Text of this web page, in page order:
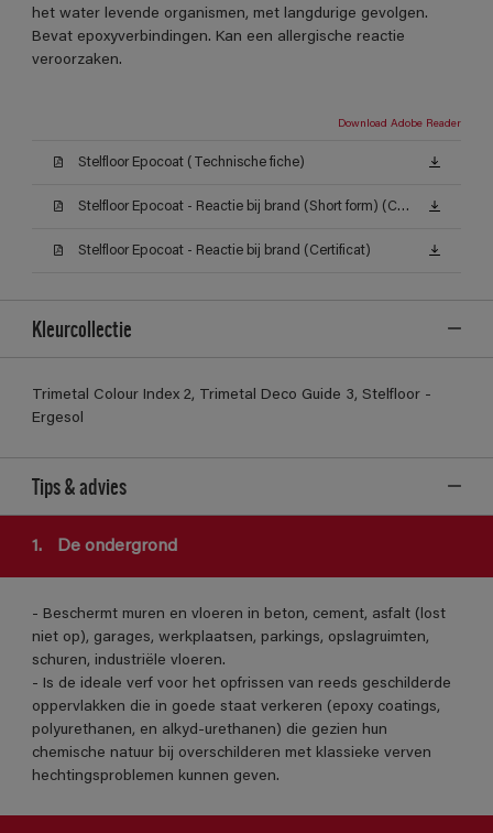
het water levende organismen, met langdurige gevolgen.
Bevat epoxyverbindingen. Kan een allergische reactie
veroorzaken.
Download Adobe Reader
Stelfloor Epocoat (Technische fiche)
Stelfloor Epocoat - Reactie bij brand (Short form) (Certificat)
Stelfloor Epocoat - Reactie bij brand (Certificat)
Kleurcollectie
Trimetal Colour Index 2, Trimetal Deco Guide 3, Stelfloor -
Ergesol
Tips & advies
1. De ondergrond
- Beschermt muren en vloeren in beton, cement, asfalt (lost
niet op), garages, werkplaatsen, parkings, opslagruimten,
schuren, industriële vloeren.
- Is de ideale verf voor het opfrissen van reeds geschilderde
oppervlakken die in goede staat verkeren (epoxy coatings,
polyurethanen, en alkyd-urethanen) die gezien hun
chemische natuur bij overschilderen met klassieke verven
hechtingsproblemen kunnen geven.